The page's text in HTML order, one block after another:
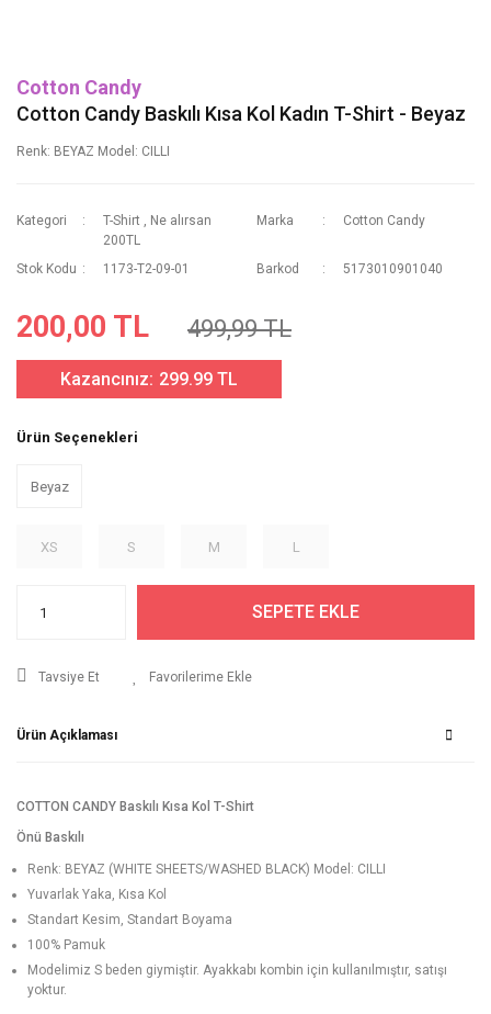
Cotton Candy
Cotton Candy Baskılı Kısa Kol Kadın T-Shirt - Beyaz
Renk: BEYAZ Model: CILLI
Kategori T-Shirt , Ne alırsan
200TL
Marka Cotton Candy
Stok Kodu 1173-T2-09-01 Barkod 5173010901040
200,00 TL 499,99 TL
Kazancınız: 299.99 TL
Ürün Seçenekleri
Beyaz
XS S M L
SEPETE EKLE
Tavsiye Et
Ürün Açıklaması
COTTON CANDY Baskılı Kısa Kol T-Shirt
Önü Baskılı
Renk: BEYAZ (WHITE SHEETS/WASHED BLACK) Model: CILLI
Yuvarlak Yaka, Kısa Kol
Standart Kesim, Standart Boyama
100% Pamuk
Modelimiz S beden giymiştir. Ayakkabı kombin için kullanılmıştır, satışı
yoktur.